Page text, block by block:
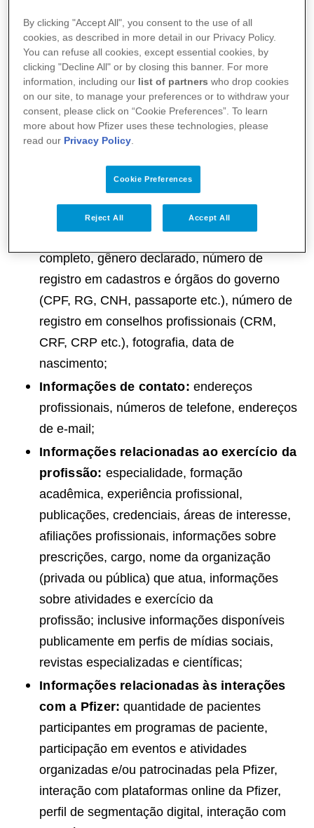
indiretamente, através de pacientes, mídias sociais,
parceiros comerciais (tais como empresas
especializadas em inteligência de mercado) e
fontes públicas (como sites de autoridades
governamentais, conselhos profissionais,
instituições de ensino, entre outros).
Os dados pessoais de Profissionais da Saúde que
podemos coletar incluem:
completo, gênero declarado, número de
registro em cadastros e órgãos do governo
(CPF, RG, CNH, passaporte etc.), número de
registro em conselhos profissionais (CRM,
CRF, CRP etc.), fotografia, data de
nascimento;
Informações de contato: endereços
profissionais, números de telefone, endereços
de e-mail;
Informações relacionadas ao exercício da
profissão: especialidade, formação
acadêmica, experiência profissional,
publicações, credenciais, áreas de interesse,
afiliações profissionais, informações sobre
prescrições, cargo, nome da organização
(privada ou pública) que atua, informações
sobre atividades e exercício da
profissão; inclusive informações disponíveis
publicamente em perfis de mídias sociais,
revistas especializadas e científicas;
Informações relacionadas às interações
com a Pfizer: quantidade de pacientes
participantes em programas de paciente,
participação em eventos e atividades
organizadas e/ou patrocinadas pela Pfizer,
interação com plataformas online da Pfizer,
perfil de segmentação digital, interação com
By clicking "Accept All", you consent to the use of all
cookies, as described in more detail in our Privacy Policy.
You can refuse all cookies, except essential cookies, by
clicking "Decline All" or by closing this banner. For more
information, including our list of partners who drop cookies
on our site, to manage your preferences or to withdraw your
consent, please click on “Cookie Preferences”. To learn
more about how Pfizer uses these technologies, please
read our Privacy Policy.
Cookie Preferences
Reject All Accept All